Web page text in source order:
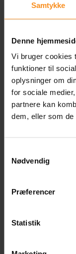
Samtykke
Denne
Vi bruger cookies
funktioner til
oplysninger om
for sociale
partnere kan
dem, eller som
Nødvendig
Præferencer
Statistik
Fælles
Om
indenfor
det
Sverige og
TestHuset er